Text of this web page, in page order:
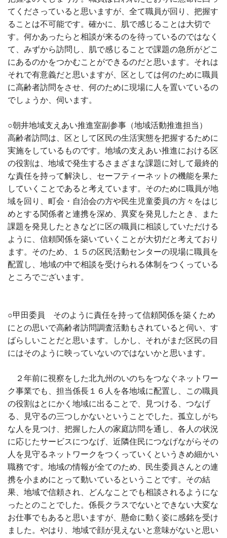
てくださっていると思いますが、全て職員が回り、把握す
ることは不可能です。確かに、肌で感じることは大切で
す。何かあったらと相談が来るのを待っているのではなく
て、みずから訪問し、肌で感じることで課題の急所がどこ
にあるのかをつかむことができるのだと思います。それは
それで有意義だと思いますが、区としては何のために職員
に高齢者訪問をさせ、何のために現場に人を置いているの
でしょうか、伺います。
○朝井地域支えあい推進室副参事（地域活動推進担当）
高齢者訪問は、区として区民の生活実態を把握するために
実施をしているものです。地域の支えあい推進における区
の役割は、地域で発生するさまざまな課題に対して最終的
な責任を持って解決し、セーフティーネットの機能を果た
していくことであると考えています。そのために職員が地
域を回り、町会・自治会の方や民生児童委員の方々をはじ
めとする関係者と連携を深め、異変を発見したとき、また
課題を発見したときなどに区の職員に相談していただける
ように、信頼関係を築いていくことが大切だと考えており
ます。そのため、１５の区民活動センターの現場に職員を
配置し、地域の中で相談を受けられる体制をつくっている
ところでございます。
○甲田委員 そのように責任を持って信頼関係を築くため
にとの思いで高齢者訪問調査活動もされていると伺い、す
ばらしいことだと思います。しかし、それがまだ区民の目
にはそのように映っていないのではないかと思います。
２年前に視察をした北九州のいのちをつなぐネットワー
ク事業でも、担当係長１６人を各地域に配置し、この職員
の役割はとにかく地域に出ることで、見つける、つなげ
る、見守るの三つしかないということでした。孤立しがち
な人を見つけ、把握した人の家庭訪問を通し、各人の状況
に応じたサービスにつなげ、近隣住民につなげながらその
人を見守るネットワークをつくっていくというきめ細かい
職務です。地域の情報が全てのため、民生委員さんとの連
携を小まめにとって動いているということです。その結
果、地域で信頼され、どんなことでも相談されるようにな
ったとのことでした。係長クラスでないとできない大変な
お仕事でもあると思いますが、懸命に動く姿に感銘を受け
ました。やはり、地域で顔が見えないと意味がないと思い